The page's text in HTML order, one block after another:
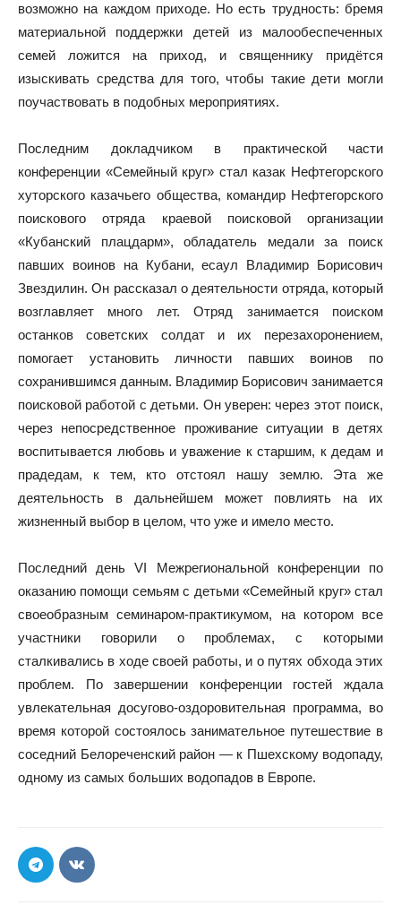
возможно на каждом приходе. Но есть трудность: бремя
материальной поддержки детей из малообеспеченных
семей ложится на приход, и священнику придётся
изыскивать средства для того, чтобы такие дети могли
поучаствовать в подобных мероприятиях.
Последним докладчиком в практической части
конференции «Семейный круг» стал казак Нефтегорского
хуторского казачьего общества, командир Нефтегорского
поискового отряда краевой поисковой организации
«Кубанский плацдарм», обладатель медали за поиск
павших воинов на Кубани, есаул Владимир Борисович
Звездилин. Он рассказал о деятельности отряда, который
возглавляет много лет. Отряд занимается поиском
останков советских солдат и их перезахоронением,
помогает установить личности павших воинов по
сохранившимся данным. Владимир Борисович занимается
поисковой работой с детьми. Он уверен: через этот поиск,
через непосредственное проживание ситуации в детях
воспитывается любовь и уважение к старшим, к дедам и
прадедам, к тем, кто отстоял нашу землю. Эта же
деятельность в дальнейшем может повлиять на их
жизненный выбор в целом, что уже и имело место.
Последний день VI Межрегиональной конференции по
оказанию помощи семьям с детьми «Семейный круг» стал
своеобразным семинаром-практикумом, на котором все
участники говорили о проблемах, с которыми
сталкивались в ходе своей работы, и о путях обхода этих
проблем. По завершении конференции гостей ждала
увлекательная досугово-оздоровительная программа, во
время которой состоялось занимательное путешествие в
соседний Белореченский район — к Пшехскому водопаду,
одному из самых больших водопадов в Европе.